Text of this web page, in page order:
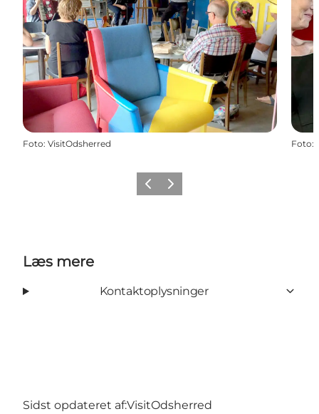
Foto: VisitOdsherred Foto:
ForrigeNæste
Læs mere
Kontaktoplysninger
Sidst opdateret af:VisitOdsherred